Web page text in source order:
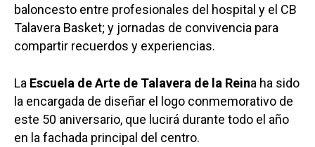
baloncesto entre profesionales del hospital y el CB
Talavera Basket; y jornadas de convivencia para
compartir recuerdos y experiencias.
La Escuela de Arte de Talavera de la Reina ha sido
la encargada de diseñar el logo conmemorativo de
este 50 aniversario, que lucirá durante todo el año
en la fachada principal del centro.